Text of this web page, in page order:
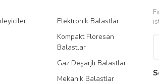
Elektronik Balastlar
Kompakt Floresan
Balastlar
Gaz Deşarjlı Balastlar
Mekanik Balastlar